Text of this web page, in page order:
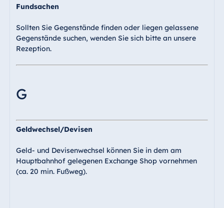
Fundsachen
Sollten Sie Gegenstände finden oder liegen gelassene
Gegenstände suchen, wenden Sie sich bitte an unsere
Rezeption.
G
Geldwechsel/Devisen
Geld- und Devisenwechsel können Sie in dem am
Hauptbahnhof gelegenen Exchange Shop vornehmen
(ca. 20 min. Fußweg).